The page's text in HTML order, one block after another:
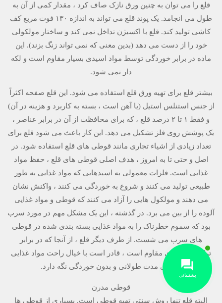
قلع را می توان به چنین ورق نازک صاف کرد ، مقدار کمی از آن به
طول می انجامد. یک پوند قلع می تواند به اندازه ۱۳۰ فوت مربع کف
کاشی تولید کند. قلع با اکسیژن تداخل نمی کند و ساختار مولکولی
خود را از دست می دهد (بدین معنی که نمی تواند زنگ بزند). این
ماده در برابر خوردگی توسط مواد اسیدی بسیار مقاوم است و لکه
دار نمی شود.
بیشتر قلع برای تهیه ورق قلع استفاده می شود. این قلع صفحه اکثراً
از جنس استنلس استیل (یا آهن است ، بسته به کاربرد و هزینه در آن)
و فقط ۱ تا ۲ درصد قلع ، که برای محافظت از آن در برابر عناصر ،
یک پوشش روی فلز تشکیل می دهد. این کار باعث می شود قلع برای
تعداد زیادی از اشیاء تجاری مانند قوطی های قلع استفاده شود. در
اصل و حتی تا به امروز ، هدف اصلی قوطی های قلع ، حفظ مواد
غذایی است. فلزات معمولی به اسیدهایی که مواد غذایی به طور
طبیعی تولید می کنند و شروع به خوردگی می کنند ، واکنش نشان
می دهند و مولکول هایی را آزاد می کنند که قوطی و مواد غذایی
آلوده را از بین می برد. در گذشته ، این یک مشکل مهم در مورد سرب
بود که سموم خطرناک را به مواد غذایی بسته بندی شده در قوطی
های سرب می شست. از طرف دیگر قلع ، از آنجا که در برابر
ترکیبات اسیدی مقاوم است ، قادر است با خیال راحت مواد غذایی
را برای مدت طولانی و بدون خوردگی نگه دارد.
قوطی مدرن
البته قلع تنها روش سنتی تهیه قوطی است. بسیاری از قوطی ها
پشتیبانی